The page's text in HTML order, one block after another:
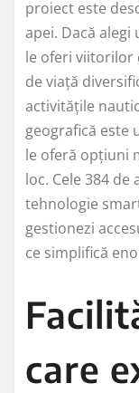
proiect este
apei. Dacă alegi
le oferi viitorilor
de viață
activitățile
geografică este
le oferă opțiuni
loc. Cele 384
tehnologie
gestionezi
ce simplifică
care